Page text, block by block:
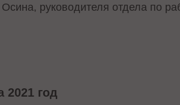
руководителя отдела по
2021 год